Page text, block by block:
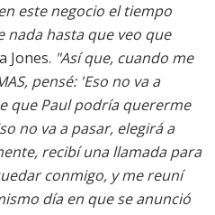
este negocio el tiempo
hasta que veo que
Jones. "Así que, cuando me
pensé: 'Eso no va a
que Paul podría quererme
no va a pasar, elegirá a
recibí una llamada para
conmigo, y me reuní
día en que se anunció